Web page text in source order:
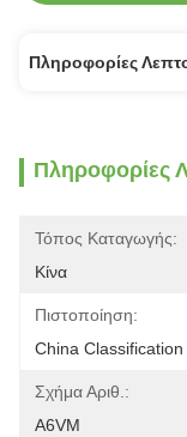
Πληροφορίες
Πληροφορίες
Τόπος Καταγωγής:
Κίνα
Πιστοποίηση:
China
Σχήμα Αριθ.:
A6VM